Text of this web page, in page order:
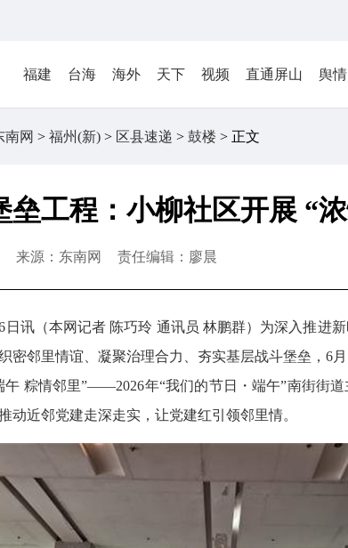
福建 台海 海外 天下 视频 直通屏山 舆情
南网 > 福州(新) > 区县速递 > 鼓楼 > 正文
垒工程：小柳社区开展 “
来源：东南网 责任编辑：廖晨
日讯（本网记者 陈巧玲 通讯员 林鹏群）为深入推进
密邻里情谊、凝聚治理合力、夯实基层战斗堡垒，6
午 粽情邻里”——2026年“我们的节日・端午”南街街
动近邻党建走深走实，让党建红引领邻里情。